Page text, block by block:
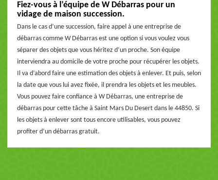
Fiez-vous à l’équipe de W Débarras pour un
vidage de maison succession.
Dans le cas d’une succession, faire appel à une entreprise de
débarras comme W Débarras est une option si vous voulez vous
séparer des objets que vous héritez d’un proche. Son équipe
interviendra au domicile de votre proche pour récupérer les objets.
Il va d’abord faire une estimation des objets à enlever. Et puis, selon
la date que vous lui avez fixée, il prendra les objets et les meubles.
Vous pouvez faire confiance à W Débarras, une entreprise de
débarras pour cette tâche à Saint Mars Du Desert dans le 44850. Si
les objets à enlever sont tous encore utilisables, vous pouvez
profiter d’un débarras gratuit.